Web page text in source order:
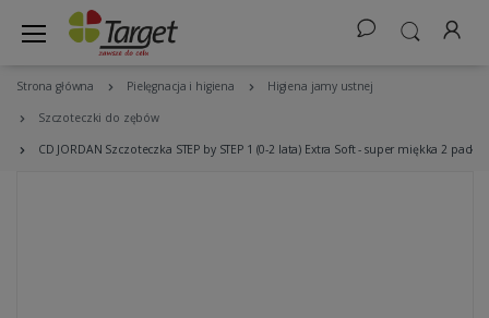
Strona główna Pielęgnacja i higiena Higiena jamy ustnej
Szczoteczki do zębów
CD JORDAN Szczoteczka STEP by STEP 1 (0-2 lata) Extra Soft - super miękka 2 pack